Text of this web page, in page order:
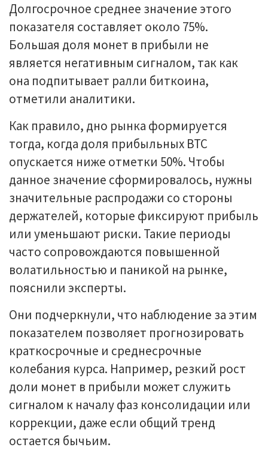
Долгосрочное среднее значение этого
показателя составляет около 75%.
Большая доля монет в прибыли не
является негативным сигналом, так как
она подпитывает ралли биткоина,
отметили аналитики.
Как правило, дно рынка формируется
тогда, когда доля прибыльных BTC
опускается ниже отметки 50%. Чтобы
данное значение сформировалось, нужны
значительные распродажи со стороны
держателей, которые фиксируют прибыль
или уменьшают риски. Такие периоды
часто сопровождаются повышенной
волатильностью и паникой на рынке,
пояснили эксперты.
Они подчеркнули, что наблюдение за этим
показателем позволяет прогнозировать
краткосрочные и среднесрочные
колебания курса. Например, резкий рост
доли монет в прибыли может служить
сигналом к началу фаз консолидации или
коррекции, даже если общий тренд
остается бычьим.